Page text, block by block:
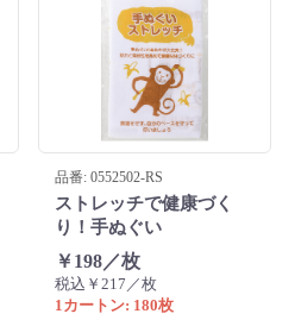
ト集会時の販促品としてお
すすめです。
品番: 0552502-RS
ストレッチで健康づく
り！手ぬぐい
￥198／枚
税込￥217／枚
1カートン: 180枚